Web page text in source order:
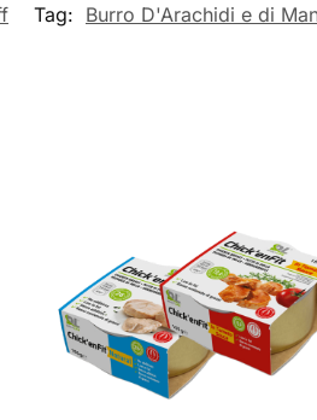
Tag: Burro D'Arachidi e di